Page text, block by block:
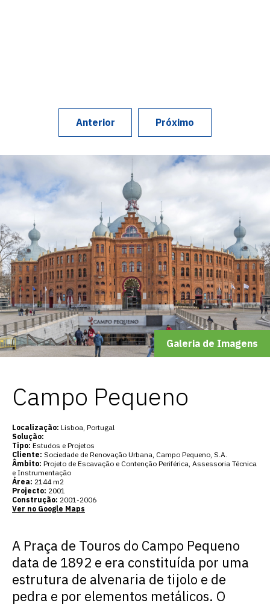
Anterior Próximo
Galeria de Imagens
Campo Pequeno
Localização: Lisboa, Portugal
Solução:
Tipo: Estudos e Projetos
Cliente: Sociedade de Renovação Urbana, Campo Pequeno, S.A.
Âmbito: Projeto de Escavação e Contenção Periférica, Assessoria Técnica
e Instrumentação
Área: 2144 m2
Projecto: 2001
Construção: 2001-2006
Ver no Google Maps
A Praça de Touros do Campo Pequeno
data de 1892 e era constituída por uma
estrutura de alvenaria de tijolo e de
pedra e por elementos metálicos. O